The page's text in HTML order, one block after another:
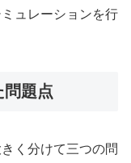
ュレーションを行
問題点
く分けて三つの問